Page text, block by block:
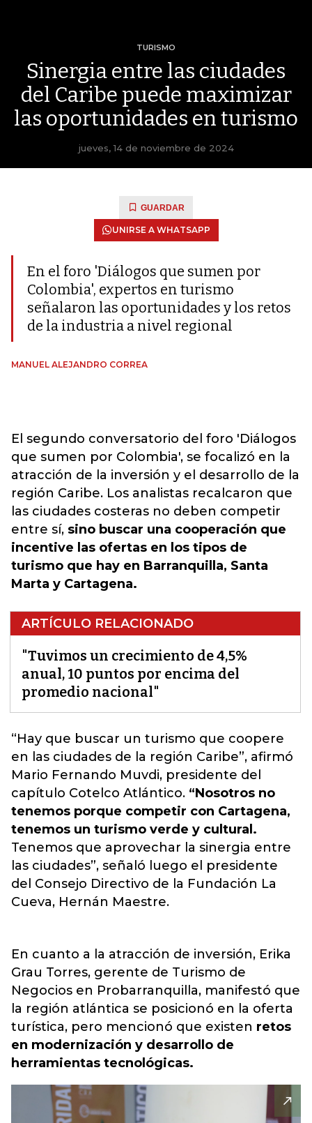
TURISMO
Sinergia entre las ciudades
del Caribe puede maximizar
las oportunidades en turismo
jueves, 14 de noviembre de 2024
GUARDAR
UNIRSE A WHATSAPP
En el foro 'Diálogos que sumen por
Colombia', expertos en turismo
señalaron las oportunidades y los retos
de la industria a nivel regional
MANUEL ALEJANDRO CORREA
El segundo conversatorio del foro 'Diálogos
que sumen por Colombia', se focalizó en la
atracción de la inversión y el desarrollo de la
región Caribe. Los analistas recalcaron que
las ciudades costeras no deben competir
entre sí, sino buscar una cooperación que
incentive las ofertas en los tipos de
turismo que hay en Barranquilla, Santa
Marta y Cartagena.
ARTÍCULO RELACIONADO
"Tuvimos un crecimiento de 4,5%
anual, 10 puntos por encima del
promedio nacional"
“Hay que buscar un turismo que coopere
en las ciudades de la región Caribe”, afirmó
Mario Fernando Muvdi, presidente del
capítulo Cotelco Atlántico. “Nosotros no
tenemos porque competir con Cartagena,
tenemos un turismo verde y cultural.
Tenemos que aprovechar la sinergia entre
las ciudades”, señaló luego el presidente
del Consejo Directivo de la Fundación La
Cueva, Hernán Maestre.
En cuanto a la atracción de inversión, Erika
Grau Torres, gerente de Turismo de
Negocios en Probarranquilla, manifestó que
la región atlántica se posicionó en la oferta
turística, pero mencionó que existen retos
en modernización y desarrollo de
herramientas tecnológicas.